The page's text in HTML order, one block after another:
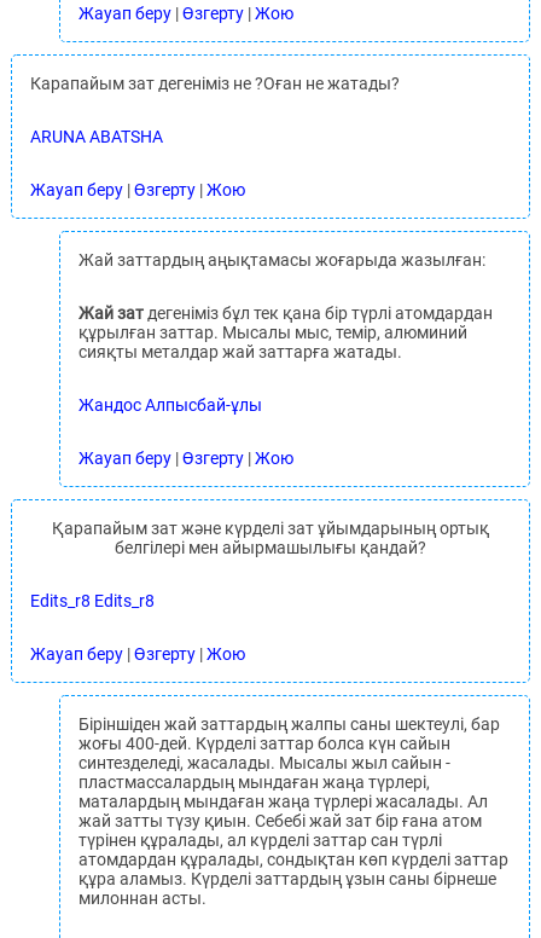
Жауап беру|Өзгерту|Жою
Карапайым зат дегеніміз не ?Оған не жатады?
ARUNA ABATSHA
Жауап беру|Өзгерту|Жою
Жай заттардың аңықтамасы жоғарыда жазылған:
Жай затдегеніміз бұл тек қана бір түрлі атомдардан
құрылған заттар. Мысалы мыс, темір, алюминий
сияқты металдар жай заттарға жатады.
Жандос Алпысбай-ұлы
Жауап беру|Өзгерту|Жою
Қарапайым зат жəне күрделі зат ұйымдарының ортық
белгілері мен айырмашылығы қандай?
Edits_r8 Edits_r8
Жауап беру|Өзгерту|Жою
Біріншіден жай заттардың жалпы саны шектеулі, бар
жоғы 400-дей. Күрделі заттар болса күн сайын
синтезделеді, жасалады. Мысалы жыл сайын -
пластмассалардың мындаған жаңа түрлері,
маталардың мындаған жаңа түрлері жасалады. Ал
жай затты түзу қиын. Себебі жай зат бір ғана атом
түрінен құралады, ал күрделі заттар сан түрлі
атомдардан құралады, сондықтан көп күрделі заттар
құра аламыз. Күрделі заттардың ұзын саны бірнеше
милоннан асты.